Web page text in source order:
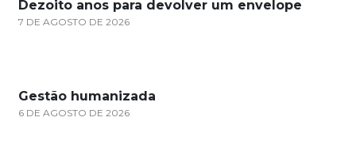
Dezoito anos para devolver um envelope
7 DE AGOSTO DE 2026
Gestão humanizada
6 DE AGOSTO DE 2026